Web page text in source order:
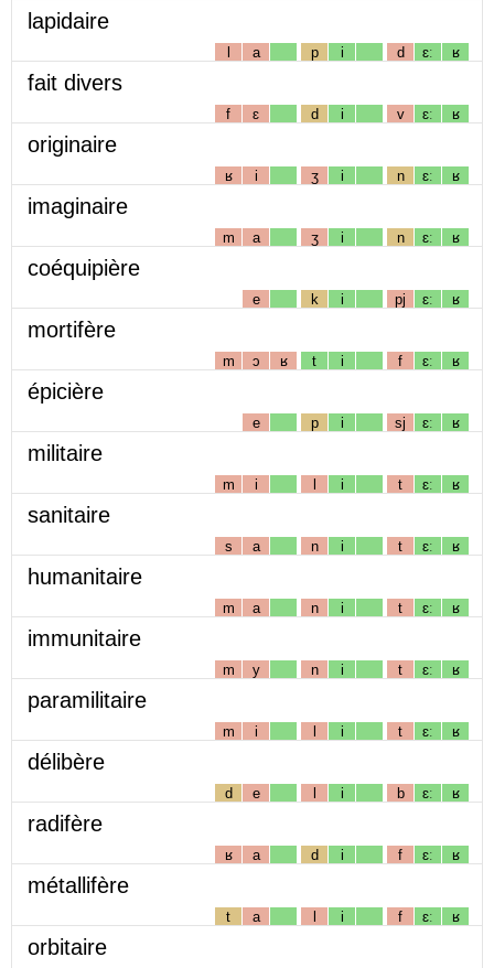
lapidaire
l a p i d ɛː ʁ
fait divers
f ɛ d i v ɛː ʁ
originaire
ʁ i ʒ i n ɛː ʁ
imaginaire
m a ʒ i n ɛː ʁ
coéquipière
e k i pj ɛː ʁ
mortifère
m ɔ ʁ t i f ɛː ʁ
épicière
e p i sj ɛː ʁ
militaire
m i l i t ɛː ʁ
sanitaire
s a n i t ɛː ʁ
humanitaire
m a n i t ɛː ʁ
immunitaire
m y n i t ɛː ʁ
paramilitaire
m i l i t ɛː ʁ
délibère
d e l i b ɛː ʁ
radifère
ʁ a d i f ɛː ʁ
métallifère
t a l i f ɛː ʁ
orbitaire